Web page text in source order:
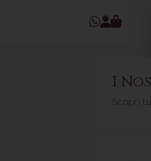
I
Scopri